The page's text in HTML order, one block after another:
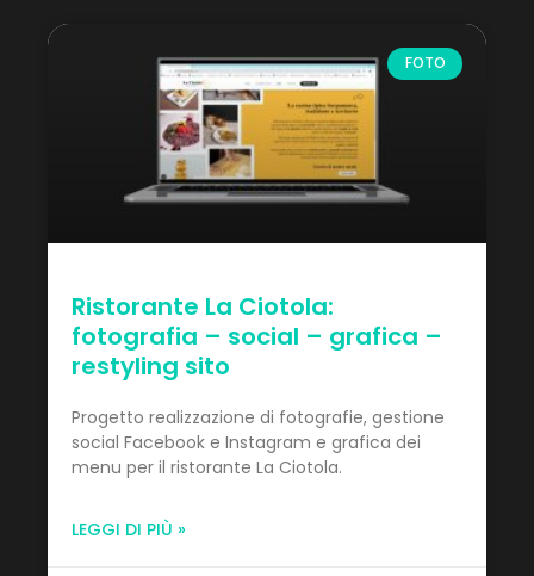
FOTO
Ristorante La Ciotola:
fotografia – social – grafica –
restyling sito
Progetto realizzazione di fotografie, gestione
social Facebook e Instagram e grafica dei
menu per il ristorante La Ciotola.
LEGGI DI PIÙ »